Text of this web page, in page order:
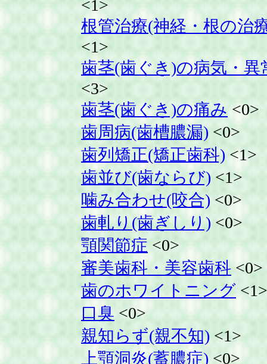
<1>
根管治療(神経・根の治
<1>
歯茎(歯ぐき)の病気・異
<3>
歯茎(歯ぐき)の痛み<0>
歯周病(歯槽膿漏) <0>
歯列矯正(矯正歯科) <1>
歯並び(歯ならび) <1>
噛み合わせ(咬合) <0>
歯軋り(歯ぎしり) <0>
顎関節症 <0>
審美歯科・美容歯科 <0>
歯のホワイトニング <1>
口臭 <0>
親知らず(親不知) <1>
上顎洞炎(蓄膿症)<0>